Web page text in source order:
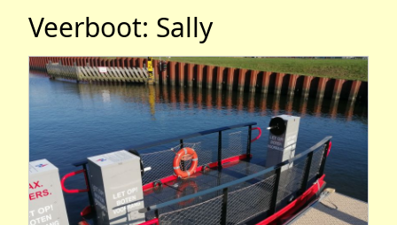
Veerboot: Sally